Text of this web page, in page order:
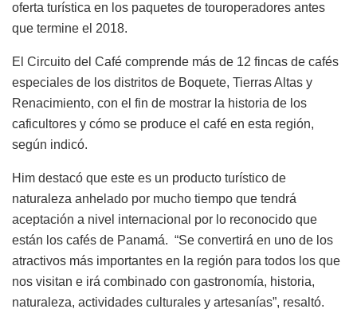
oferta turística en los paquetes de touroperadores antes
que termine el 2018.
El Circuito del Café comprende más de 12 fincas de cafés
especiales de los distritos de Boquete, Tierras Altas y
Renacimiento, con el fin de mostrar la historia de los
caficultores y cómo se produce el café en esta región,
según indicó.
Him destacó que este es un producto turístico de
naturaleza anhelado por mucho tiempo que tendrá
aceptación a nivel internacional por lo reconocido que
están los cafés de Panamá. “Se convertirá en uno de los
atractivos más importantes en la región para todos los que
nos visitan e irá combinado con gastronomía, historia,
naturaleza, actividades culturales y artesanías”, resaltó.